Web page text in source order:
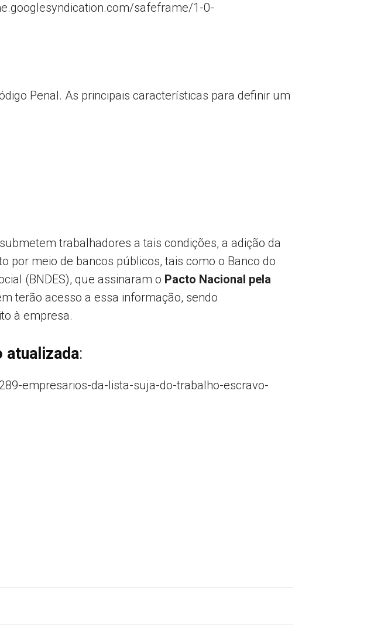
safeframe/1-0-
Penal. As principais características para definir um
trabalhadores a tais condições, a adição da
meio de bancos públicos, tais como o Banco do
(BNDES), que assinaram o Pacto Nacional pela
terão acesso a essa informação, sendo
à empresa.
atualizada:
empresarios-da-lista-suja-do-trabalho-escravo-